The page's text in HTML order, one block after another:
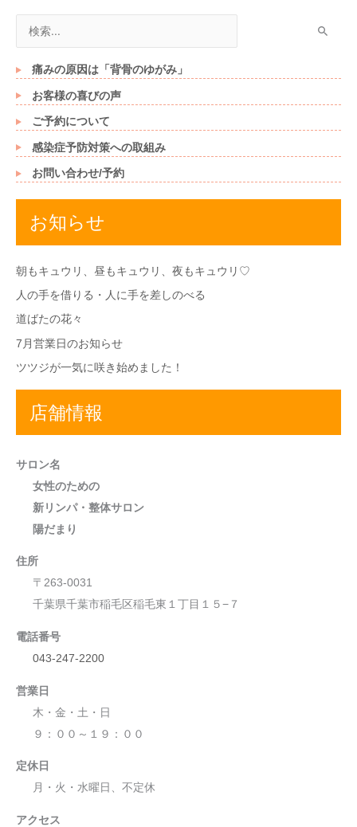
索
対
痛みの原因は「背骨のゆがみ」
お客様の喜びの声
ご予約について
感染症予防対策への取組み
お問い合わせ/予約
お知らせ
朝もキュウリ、昼もキュウリ、夜もキュウリ♡
人の手を借りる・人に手を差しのべる
道ばたの花々
7月営業日のお知らせ
ツツジが一気に咲き始めました！
店舗情報
サロン名
女性のための
新リンパ・整体サロン
陽だまり
住所
〒263-0031
千葉県千葉市稲毛区稲毛東１丁目１５−７
電話番号
043-247-2200
営業日
木・金・土・日
９：００～１９：００
定休日
月・火・水曜日、不定休
アクセス